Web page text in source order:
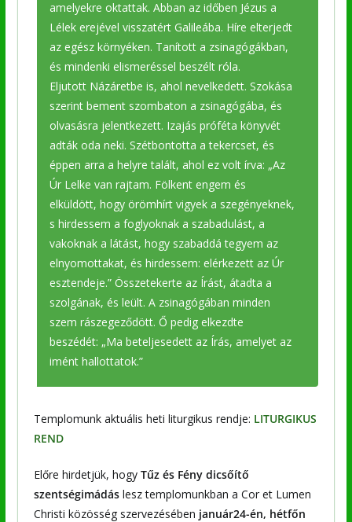
amelyekre oktattak. Abban az időben Jézus a
Lélek erejével visszatért Galileába. Híre elterjedt
az egész környéken. Tanított a zsinagógákban,
és mindenki elismeréssel beszélt róla.
Eljutott Názáretbe is, ahol nevelkedett. Szokása
szerint bement szombaton a zsinagógába, és
olvasásra jelentkezett. Izajás próféta könyvét
adták oda neki. Szétbontotta a tekercset, és
éppen arra a helyre talált, ahol ez volt írva: „Az
Úr Lelke van rajtam. Fölkent engem és
elküldött, hogy örömhírt vigyek a szegényeknek,
s hirdessem a foglyoknak a szabadulást, a
vakoknak a látást, hogy szabaddá tegyem az
elnyomottakat, és hirdessem: elérkezett az Úr
esztendeje.” Összetekerte az Írást, átadta a
szolgának, és leült. A zsinagógában minden
szem rászegeződött. Ő pedig elkezdte
beszédét: „Ma beteljesedett az Írás, amelyet az
imént hallottatok.”
Templomunk aktuális heti liturgikus rendje: LITURGIKUS
REND
Előre hirdetjük, hogyTűz és Fény dicsőítő
szentségimádáslesz templomunkban a Cor et Lumen
Christi közösség szervezésében január24-én, hétfőn